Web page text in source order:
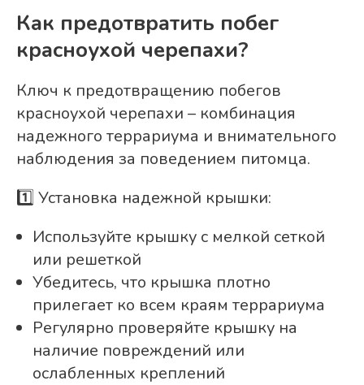
Как предотвратить побег
красноухой черепахи?
Ключ к предотвращению побегов
красноухой черепахи – комбинация
надежного террариума и внимательного
наблюдения за поведением питомца.
1️⃣ Установка надежной крышки:
Используйте крышку с мелкой сеткой
или решеткой
Убедитесь, что крышка плотно
прилегает ко всем краям террариума
Регулярно проверяйте крышку на
наличие повреждений или
ослабленных креплений